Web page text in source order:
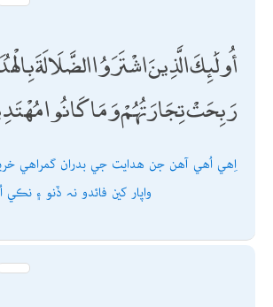
أُولَٰئِكَ الَّذِينَ اشْتَرَوُا الضَّلَالَةَ
رَبِحَتْ تِجَارَتُهُمْ وَمَا كَانُوا
اِھي اُھي آھن جن ھدايت جي بدران گمراھي
واپار کين فائدو نہ ڏنو ۽ نڪي